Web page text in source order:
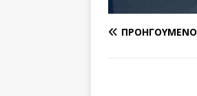
ΠΡΟΗΓΟΎΜΕΝΟ